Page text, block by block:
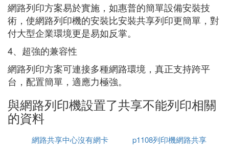
網路列印方案易於實施，如惠普的簡單設備安裝技
術，使網路列印機的安裝比安裝共享列印更簡單，對
付大型企業環境更是易如反掌。
4、超強的兼容性
網路列印方案可連接多種網路環境，真正支持跨平
台，配置簡單，適應力極強。
與網路列印機設置了共享不能列印相關
的資料
網路共享中心沒有網卡
p1108列印機網路共享